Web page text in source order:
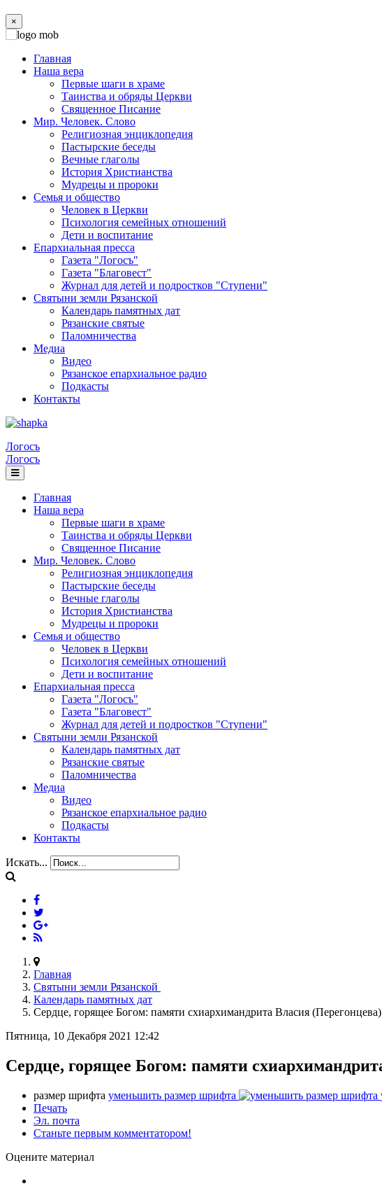
×
Главная
Наша вера
Первые шаги в храме
Таинства и обряды Церкви
Священное Писание
Мир. Человек. Слово
Религиозная энциклопедия
Пастырские беседы
Вечные глаголы
История Христианства
Мудрецы и пророки
Семья и общество
Человек в Церкви
Психология семейных отношений
Дети и воспитание
Епархиальная пресса
Газета "Логосъ"
Газета "Благовест"
Журнал для детей и подростков "Ступени"
Святыни земли Рязанской
Календарь памятных дат
Рязанские святые
Паломничества
Медиа
Видео
Рязанское епархиальное радио
Подкасты
Контакты
Логосъ
Логосъ
Главная
Наша вера
Первые шаги в храме
Таинства и обряды Церкви
Священное Писание
Мир. Человек. Слово
Религиозная энциклопедия
Пастырские беседы
Вечные глаголы
История Христианства
Мудрецы и пророки
Семья и общество
Человек в Церкви
Психология семейных отношений
Дети и воспитание
Епархиальная пресса
Газета "Логосъ"
Газета "Благовест"
Журнал для детей и подростков "Ступени"
Святыни земли Рязанской
Календарь памятных дат
Рязанские святые
Паломничества
Медиа
Видео
Рязанское епархиальное радио
Подкасты
Контакты
Искать...
Главная
Святыни земли Рязанской
Календарь памятных дат
Сердце, горящее Богом: памяти схиархимандрита Власия (Перегонцева)
Пятница, 10 Декабря 2021 12:42
Сердце, горящее Богом: памяти
размер шрифта уменьшить размер шрифта
Печать
Эл. почта
Станьте первым комментатором!
Оцените материал